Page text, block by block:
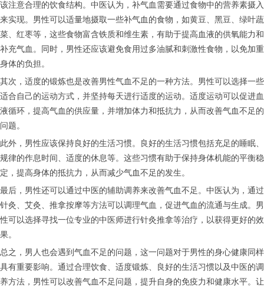
该注意合理的饮食结构。中医认为，补气血需要通过食物中的营养素摄入
来实现。男性可以适量地摄取一些补气血的食物，如黄豆、黑豆、绿叶蔬
菜、红枣等，这些食物富含铁质和维生素，有助于提高血液的供氧能力和
补充气血。同时，男性还应该避免食用过多油腻和刺激性食物，以免加重
身体的负担。
其次，适度的锻炼也是改善男性气血不足的一种方法。男性可以选择一些
适合自己的运动方式，并坚持每天进行适度的运动。适度运动可以促进血
液循环，提高气血的供应量，并增加体力和抵抗力，从而改善气血不足的
问题。
此外，男性应该保持良好的生活习惯。良好的生活习惯包括充足的睡眠、
规律的作息时间、适度的休息等。这些习惯有助于保持身体机能的平衡稳
定，提高身体的抵抗力，从而减少气血不足的发生。
最后，男性还可以通过中医的辅助调养来改善气血不足。中医认为，通过
针灸、艾灸、推拿按摩等方法可以调理气血，促进气血的流通与生成。男
性可以选择寻找一位专业的中医师进行针灸推拿等治疗，以获得更好的效
果。
总之，男人也会遇到气血不足的问题，这一问题对于男性的身心健康同样
具有重要影响。通过合理饮食、适度锻炼、良好的生活习惯以及中医的调
养方法，男性可以改善气血不足问题，提升自身的免疫力和健康水平。让